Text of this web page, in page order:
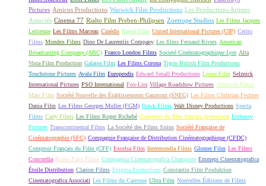
Pictures Amicus Productions Warwick Film Productions Les Productions Artistes
Associés Cinema 77 Rialto Film Preben-Philipsen Zoetrope Studios Les Films Jacques
Leitienne Les Films Marceau Cinédis Rapid Film United International Pictures (UIP) Cerito
Films Mondex Films Dino De Laurentiis Company Les films Fernand Rivers American
Broadcasting Company (ABC) Franco London Films Societé Cinématographique Lyre Alta
Vista Film Production Galatea Film Les Films Corona Tigon British Film Productions
Touchstone Pictures Avala Film Europrodis Edward Small Productions Leone Film Selznick
International Pictures PSO International Fox-Lira Village Roadshow Pictures Atlántida Films
Mars Film Société Nouvelle des Établissements Gaumont (SNEG) Les Films Christian Fechner
Dania Film Les Films Georges Muller (FGM) Hawk Films Walt Disney Productions Specta
Films Cady Films Les Films Roger Richebé Comptoir du film français production Embassy
Pictures Transcontinental Films La Société des Films Sirius Société Française de
Cinématographie (SFC) Compagnie Française de Distribution Cinématographique (CFDC)
Comptoir Français du Film (CFF) Excelsa Film Intermondia Films Glomer Film Les Films
Concordia Rome Paris Films Compagnia Cinematografica Champion Emmepi Cinematografica
Étoile Distribution Clarion Films Enigma Productions Constantin Film Produktion
Cinematografica Associati Les Films du Carrosse Ultra Film Nouvelles Éditions de Films